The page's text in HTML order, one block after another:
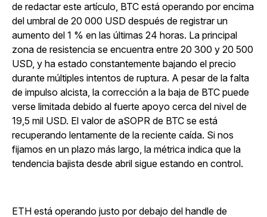
de redactar este artículo, BTC está operando por encima
del umbral de 20 000 USD después de registrar un
aumento del 1 % en las últimas 24 horas. La principal
zona de resistencia se encuentra entre 20 300 y 20 500
USD, y ha estado constantemente bajando el precio
durante múltiples intentos de ruptura. A pesar de la falta
de impulso alcista, la corrección a la baja de BTC puede
verse limitada debido al fuerte apoyo cerca del nivel de
19,5 mil USD. El valor de aSOPR de BTC se está
recuperando lentamente de la reciente caída. Si nos
fijamos en un plazo más largo, la métrica indica que la
tendencia bajista desde abril sigue estando en control.
ETH está operando justo por debajo del handle de